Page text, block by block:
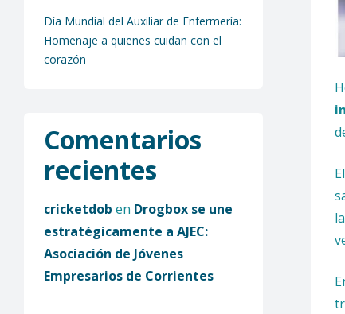
El
Día Mundial del Auxiliar de Enfermería:
Homenaje a quienes cuidan con el
corazón
Comentarios
recientes
cricketdob en Drogbox se une
estratégicamente a AJEC:
Asociación de Jóvenes
Empresarios de Corrientes